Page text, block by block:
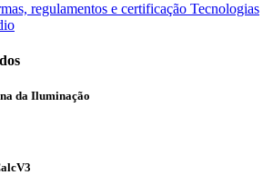
regulamentos e certificação Tecnologias
da Iluminação